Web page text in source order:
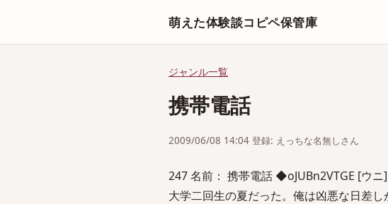
萌えた体験談コピペ保管庫
ジャンル一覧
携帯電話
2009/06/08 14:04 登録: えっちな名無しさん
247 名前： 携帯電話 ◆oJUBn2VTGE [ウ
大学二回生の夏だった。俺は凶悪な日差